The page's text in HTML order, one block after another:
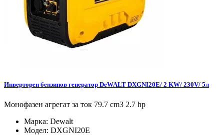
Инверторен бензинов генератор DeWALT DXGNI20E/ 2 KW/ 230V/ 5л
Монофазен агрегат за ток 79.7 cm3 2.7 hp
Марка: Dewalt
Модел: DXGNI20E